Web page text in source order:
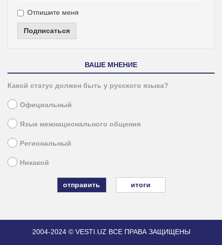
Отпишите меня
Подписаться
ВАШЕ МНЕНИЕ
Какой статус должен быть у русского языка?
Официальный
Язык межнационального общения
Региональный
Никакой
итоги
2004-2024 © VESTI.UZ ВСЕ ПРАВА ЗАЩИЩЕНЫ